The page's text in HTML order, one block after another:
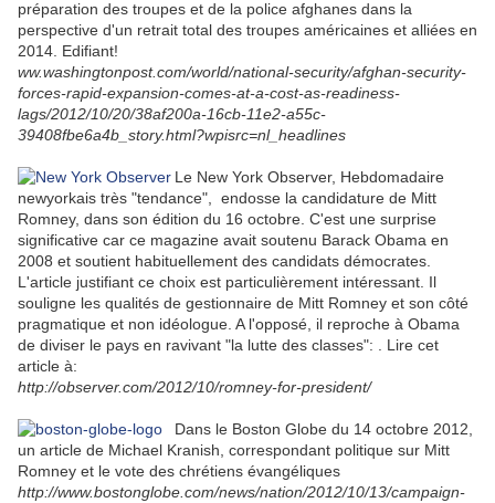
préparation des troupes et de la police afghanes dans la
perspective d'un retrait total des troupes américaines et alliées en
2014. Edifiant!
ww.washingtonpost.com/world/national-security/afghan-security-
forces-rapid-expansion-comes-at-a-cost-as-readiness-
lags/2012/10/20/38af200a-16cb-11e2-a55c-
39408fbe6a4b_story.html?wpisrc=nl_headlines
Le New York Observer, Hebdomadaire
newyorkais très "tendance", endosse la candidature de Mitt
Romney, dans son édition du 16 octobre. C'est une surprise
significative car ce magazine avait soutenu Barack Obama en
2008 et soutient habituellement des candidats démocrates.
L'article justifiant ce choix est particulièrement intéressant. Il
souligne les qualités de gestionnaire de Mitt Romney et son côté
pragmatique et non idéologue. A l'opposé, il reproche à Obama
de diviser le pays en ravivant "la lutte des classes": . Lire cet
article à:
http://observer.com/2012/10/romney-for-president/
Dans le Boston Globe du 14 octobre 2012,
un article de Michael Kranish, correspondant politique sur Mitt
Romney et le vote des chrétiens évangéliques
http://www.bostonglobe.com/news/nation/2012/10/13/campaign-